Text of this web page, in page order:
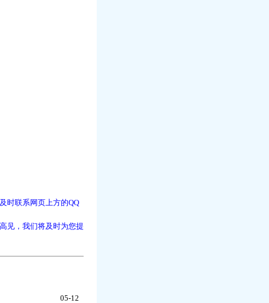
时联系网页上方的QQ
见，我们将及时为您提
05-12